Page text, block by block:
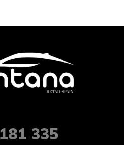
181 335